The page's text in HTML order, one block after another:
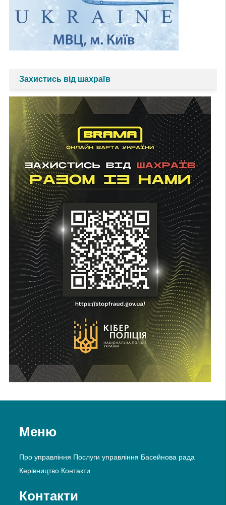
Захистись від шахраїв
Меню
Про управління Послуги управління Басейнова рада
Керівництво Контакти
Контакти